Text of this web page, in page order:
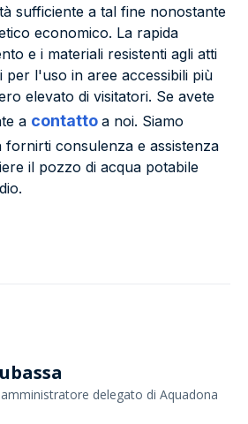
sufficiente a tal fine nonostante
economico. La rapida
e i materiali resistenti agli atti
per l'uso in aree accessibili più
elevato di visitatori. Se avete
a contatto a noi. Siamo
fornirti consulenza e assistenza
il pozzo di acqua potabile
delegato di Aquadona